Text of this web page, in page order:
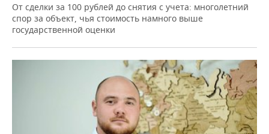
От сделки за 100 рублей до снятия с учета: многолетний
спор за объект, чья стоимость намного выше
государственной оценки